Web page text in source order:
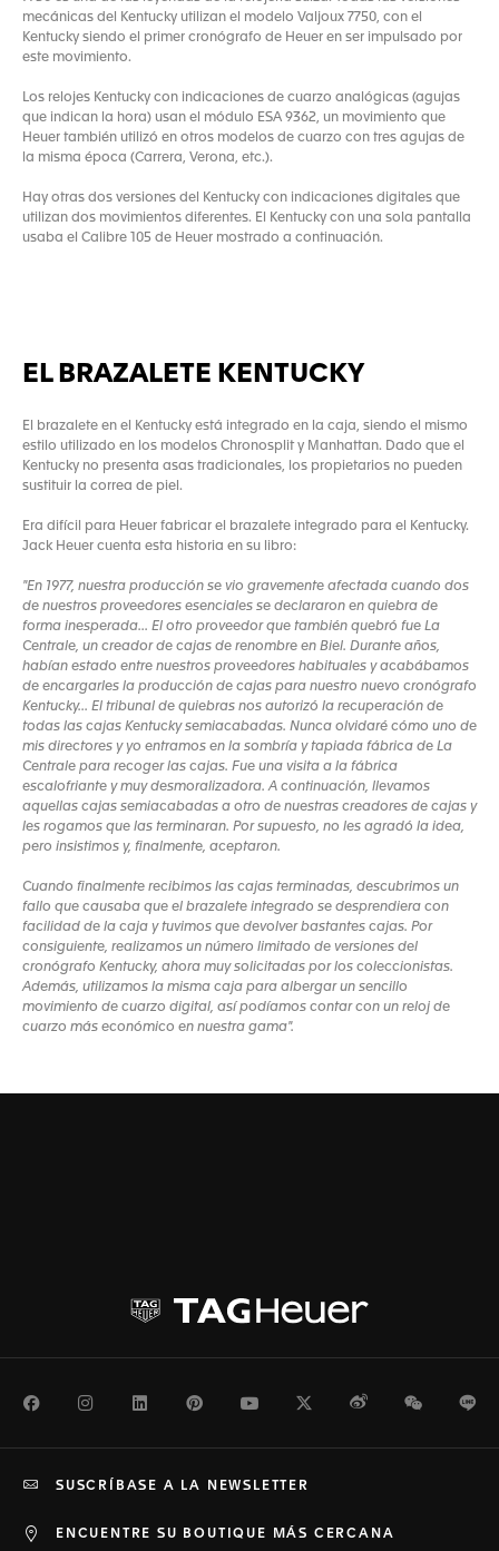
mecánicas del Kentucky utilizan el modelo Valjoux 7750, con el
Kentucky siendo el primer cronógrafo de Heuer en ser impulsado por
este movimiento.
Los relojes Kentucky con indicaciones de cuarzo analógicas (agujas
que indican la hora) usan el módulo ESA 9362, un movimiento que
Heuer también utilizó en otros modelos de cuarzo con tres agujas de
la misma época (Carrera, Verona, etc.).
Hay otras dos versiones del Kentucky con indicaciones digitales que
utilizan dos movimientos diferentes. El Kentucky con una sola pantalla
usaba el Calibre 105 de Heuer mostrado a continuación.
EL BRAZALETE KENTUCKY
El brazalete en el Kentucky está integrado en la caja, siendo el mismo
estilo utilizado en los modelos Chronosplit y Manhattan. Dado que el
Kentucky no presenta asas tradicionales, los propietarios no pueden
sustituir la correa de piel.
Era difícil para Heuer fabricar el brazalete integrado para el Kentucky.
Jack Heuer cuenta esta historia en su libro:
"En 1977, nuestra producción se vio gravemente afectada cuando dos
de nuestros proveedores esenciales se declararon en quiebra de
forma inesperada... El otro proveedor que también quebró fue La
Centrale, un creador de cajas de renombre en Biel. Durante años,
habían estado entre nuestros proveedores habituales y acabábamos
de encargarles la producción de cajas para nuestro nuevo cronógrafo
Kentucky... El tribunal de quiebras nos autorizó la recuperación de
todas las cajas Kentucky semiacabadas. Nunca olvidaré cómo uno de
mis directores y yo entramos en la sombría y tapiada fábrica de La
Centrale para recoger las cajas. Fue una visita a la fábrica
escalofriante y muy desmoralizadora. A continuación, llevamos
aquellas cajas semiacabadas a otro de nuestras creadores de cajas y
les rogamos que las terminaran. Por supuesto, no les agradó la idea,
pero insistimos y, finalmente, aceptaron.
Cuando finalmente recibimos las cajas terminadas, descubrimos un
fallo que causaba que el brazalete integrado se desprendiera con
facilidad de la caja y tuvimos que devolver bastantes cajas. Por
consiguiente, realizamos un número limitado de versiones del
cronógrafo Kentucky, ahora muy solicitadas por los coleccionistas.
Además, utilizamos la misma caja para albergar un sencillo
movimiento de cuarzo digital, así podíamos contar con un reloj de
cuarzo más económico en nuestra gama".
FacebookInstagramLinkedInPinterestYoutubeTwitterWeiboWeChat
ENCUENTRE SU BOUTIQUE MÁS CERCANA
SUSCRÍBASE A LA NEWSLETTER